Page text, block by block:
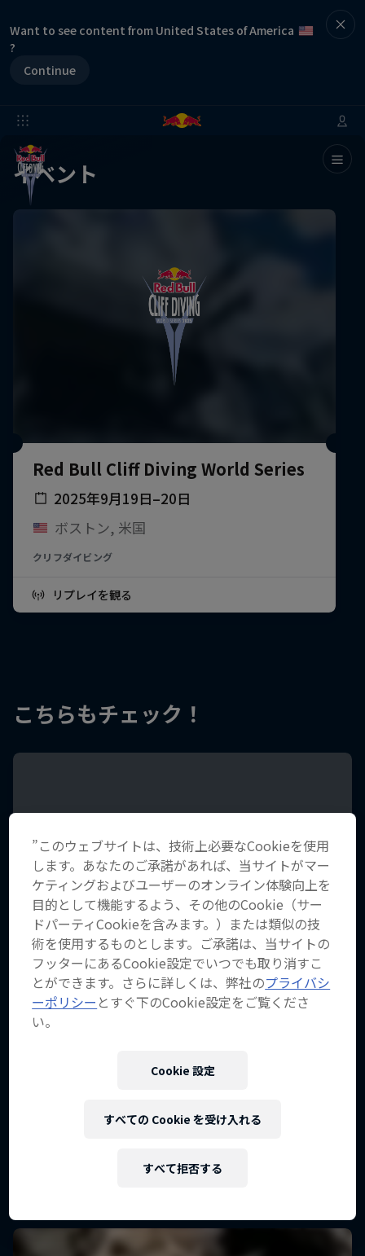
Want to see content from United States of America
?
Continue
イベント
Red Bull Cliff Diving World Series
2025年9月19日–20日
ボストン, 米国
クリフダイビング
リプレイを観る
こちらもチェック！
Red Bull Cliff Diving World Series
2025年9月19日–20日
クリフダイビングツ -始まりの地-】
アの出発点を探るドキュメンタリーシリー…
”このウェブサイトは、技術上必要なCookieを使用
します。あなたのご承諾があれば、当サイトがマー
ケティングおよびユーザーのオンライン体験向上を
目的として機能するよう、その他のCookie（サー
ドパーティCookieを含みます。）または類似の技
術を使用するものとします。ご承諾は、当サイトの
フッターにあるCookie設定でいつでも取り消すこ
とができます。さらに詳しくは、弊社のプライバシ
ーポリシー とすぐ下のCookie設定をご覧くださ
い。
Cookie 設定
すべて拒否する
すべての Cookie を受け入れる